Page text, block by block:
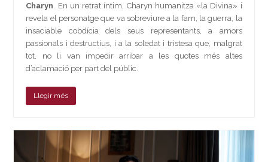
Charyn . En un retrat íntim, Charyn humanitza «la Divina» i
revela el personatge que va sobreviure a la fam, la guerra, la
insaciable cobdícia dels seus representants, a amors
passionals i destructius, i a la soledat i tristesa que, malgrat
tot, no li van impedir arribar a les quotes més altes
d’aclamació per part del públic.
Llegir més